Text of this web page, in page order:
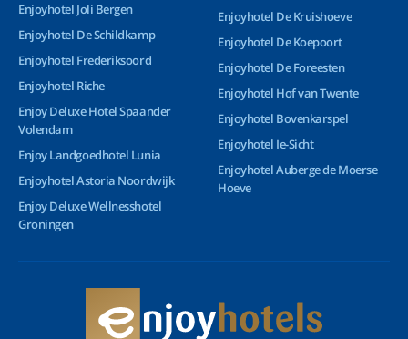
Enjoyhotel Joli Bergen
Enjoyhotel De Schildkamp
Enjoyhotel Frederiksoord
Enjoyhotel Riche
Enjoy Deluxe Hotel Spaander
Volendam
Enjoy Landgoedhotel Lunia
Enjoyhotel Astoria Noordwijk
Enjoy Deluxe Wellnesshotel
Groningen
Enjoyhotel De Kruishoeve
Enjoyhotel De Koepoort
Enjoyhotel De Foreesten
Enjoyhotel Hof van Twente
Enjoyhotel Bovenkarspel
Enjoyhotel Ie-Sicht
Enjoyhotel Auberge de Moerse
Hoeve